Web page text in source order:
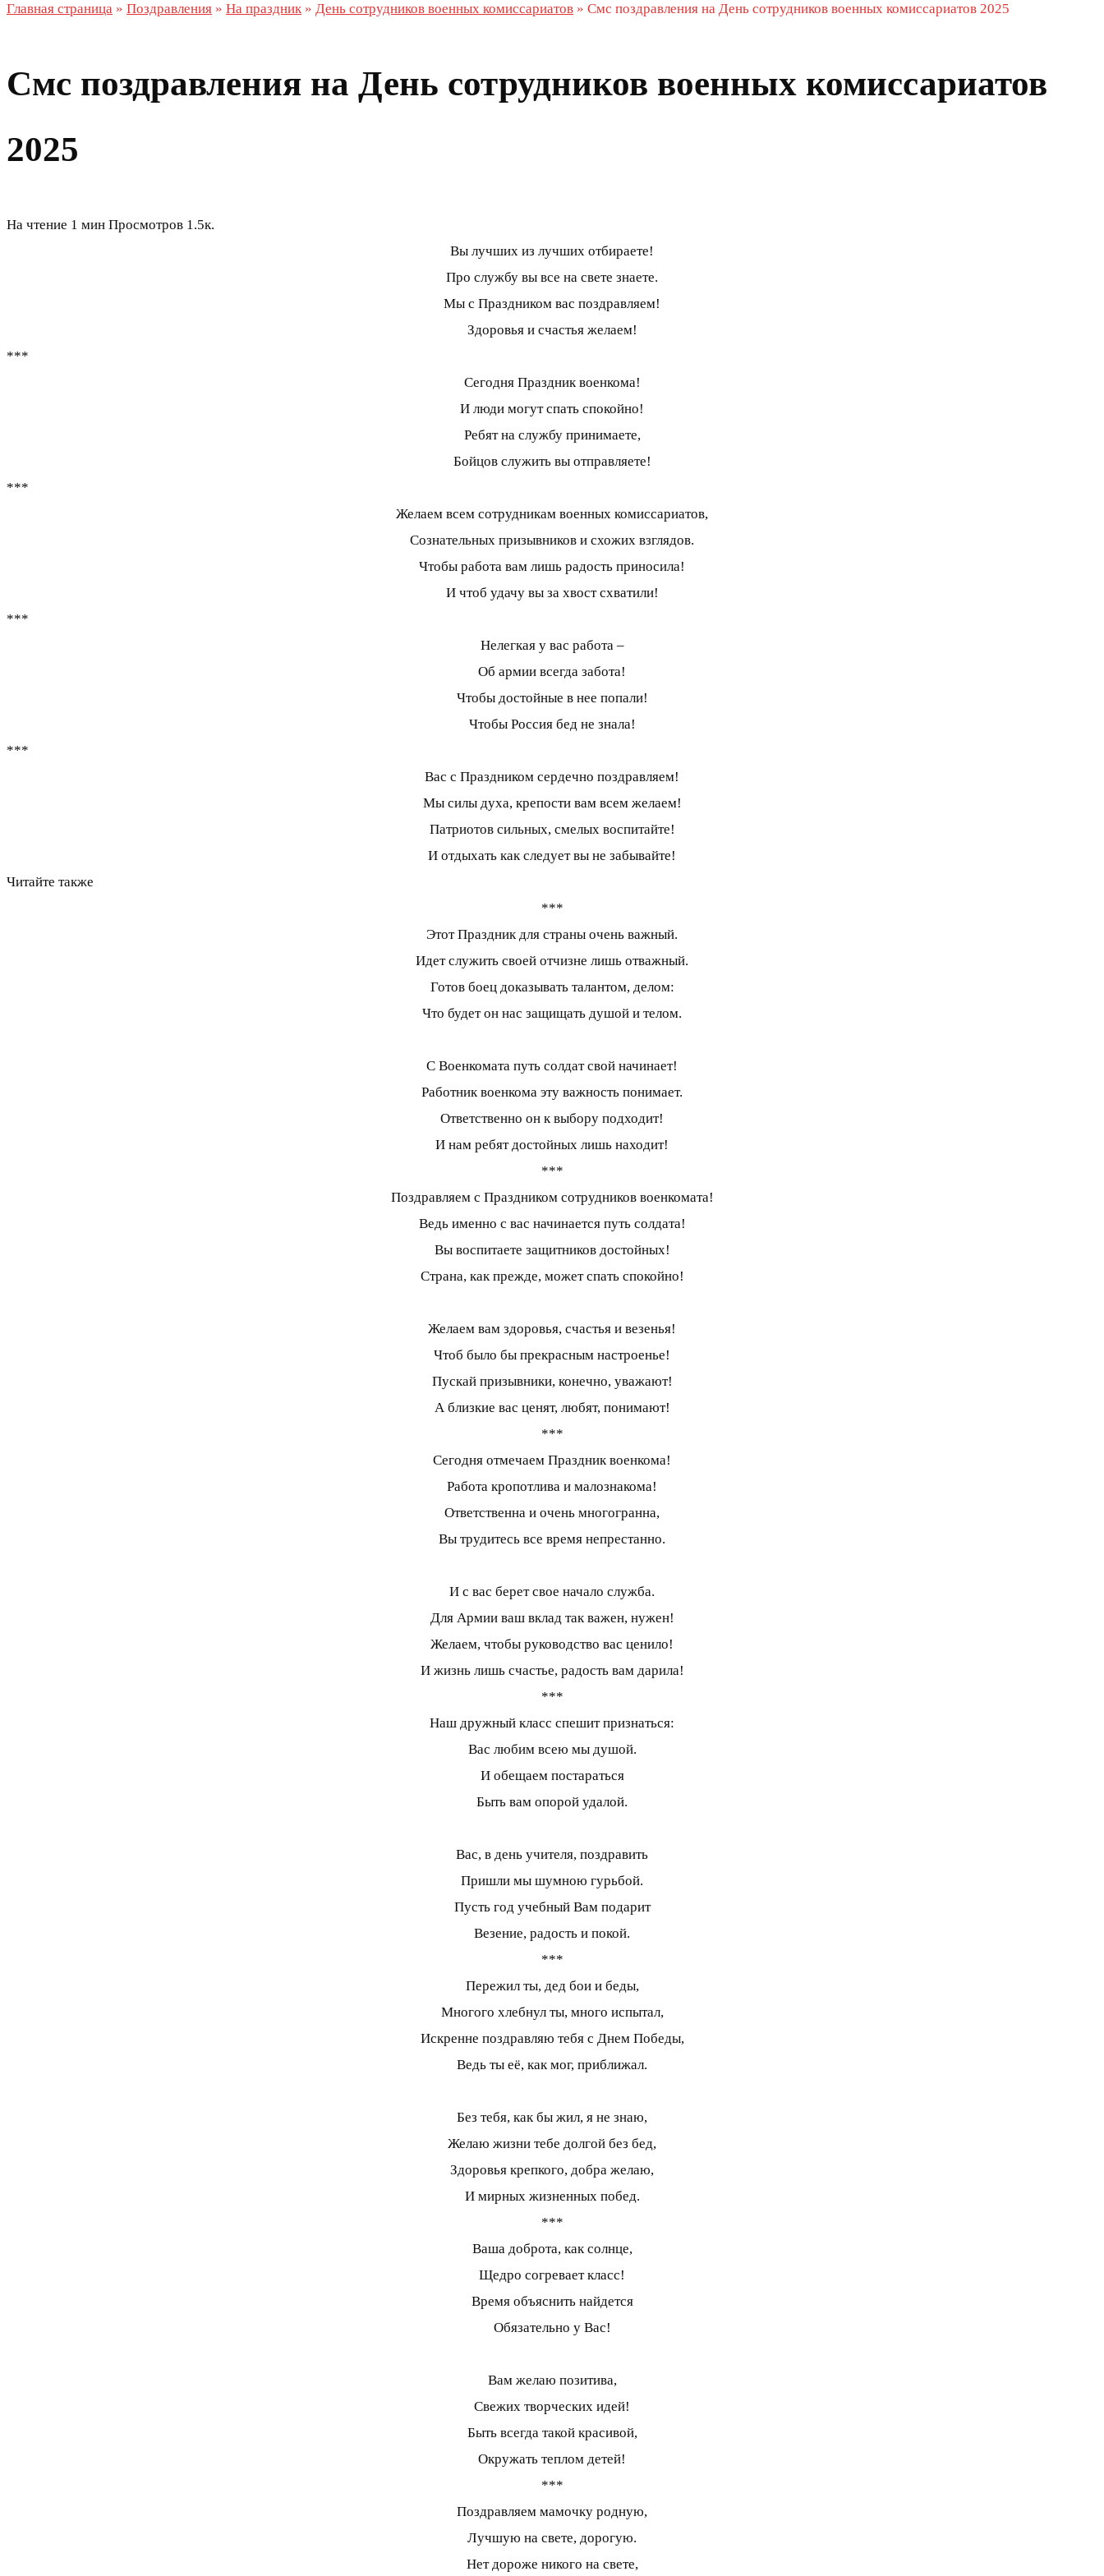
Главная страница » Поздравления » На праздник » День сотрудников военных комиссариатов » Смс поздравления на День сотрудников военных комиссариатов 2025
Смс поздравления на День сотрудников военных комиссариатов
2025
На чтение 1 мин Просмотров 1.5к.
Вы лучших из лучших отбираете!
Про службу вы все на свете знаете.
Мы с Праздником вас поздравляем!
Здоровья и счастья желаем!
***
Сегодня Праздник военкома!
И люди могут спать спокойно!
Ребят на службу принимаете,
Бойцов служить вы отправляете!
***
Желаем всем сотрудникам военных комиссариатов,
Сознательных призывников и схожих взглядов.
Чтобы работа вам лишь радость приносила!
И чтоб удачу вы за хвост схватили!
***
Нелегкая у вас работа –
Об армии всегда забота!
Чтобы достойные в нее попали!
Чтобы Россия бед не знала!
***
Вас с Праздником сердечно поздравляем!
Мы силы духа, крепости вам всем желаем!
Патриотов сильных, смелых воспитайте!
И отдыхать как следует вы не забывайте!
Читайте также
***
Этот Праздник для страны очень важный.
Идет служить своей отчизне лишь отважный.
Готов боец доказывать талантом, делом:
Что будет он нас защищать душой и телом.
С Военкомата путь солдат свой начинает!
Работник военкома эту важность понимает.
Ответственно он к выбору подходит!
И нам ребят достойных лишь находит!
***
Поздравляем с Праздником сотрудников военкомата!
Ведь именно с вас начинается путь солдата!
Вы воспитаете защитников достойных!
Страна, как прежде, может спать спокойно!
Желаем вам здоровья, счастья и везенья!
Чтоб было бы прекрасным настроенье!
Пускай призывники, конечно, уважают!
А близкие вас ценят, любят, понимают!
***
Сегодня отмечаем Праздник военкома!
Работа кропотлива и малознакома!
Ответственна и очень многогранна,
Вы трудитесь все время непрестанно.
И с вас берет свое начало служба.
Для Армии ваш вклад так важен, нужен!
Желаем, чтобы руководство вас ценило!
И жизнь лишь счастье, радость вам дарила!
***
Наш дружный класс спешит признаться:
Вас любим всею мы душой.
И обещаем постараться
Быть вам опорой удалой.
Вас, в день учителя, поздравить
Пришли мы шумною гурьбой.
Пусть год учебный Вам подарит
Везение, радость и покой.
***
Пережил ты, дед бои и беды,
Многого хлебнул ты, много испытал,
Искренне поздравляю тебя с Днем Победы,
Ведь ты её, как мог, приближал.
Без тебя, как бы жил, я не знаю,
Желаю жизни тебе долгой без бед,
Здоровья крепкого, добра желаю,
И мирных жизненных побед.
***
Ваша доброта, как солнце,
Щедро согревает класс!
Время объяснить найдется
Обязательно у Вас!
Вам желаю позитива,
Свежих творческих идей!
Быть всегда такой красивой,
Окружать теплом детей!
***
Поздравляем мамочку родную,
Лучшую на свете, дорогую.
Нет дороже никого на свете,